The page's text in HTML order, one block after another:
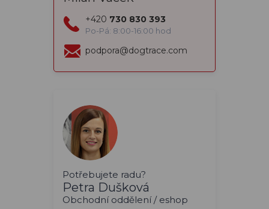
+420 730 830 393
Po-Pá: 8:00-16:00 hod
podpora@dogtrace.com
Potřebujete radu?
Petra Dušková
Obchodní oddělení / eshop